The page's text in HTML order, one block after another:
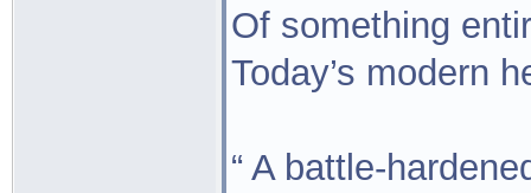
Of something
Today’s modern
“ A battle-